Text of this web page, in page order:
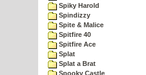
Spiky Harold
Spindizzy
Spite & Malice
Spitfire 40
Spitfire Ace
Splat
Splat a Brat
Spooky Castle